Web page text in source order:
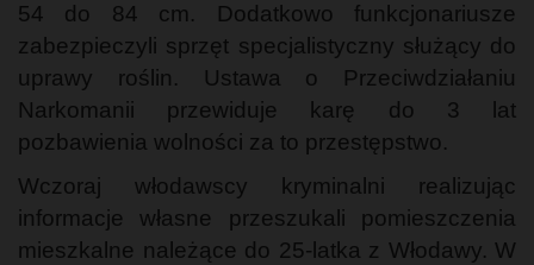
54 do 84 cm. Dodatkowo funkcjonariusze
zabezpieczyli sprzęt specjalistyczny służący do
uprawy roślin. Ustawa o Przeciwdziałaniu
Narkomanii przewiduje karę do 3 lat
pozbawienia wolności za to przestępstwo.
Wczoraj włodawscy kryminalni realizując
informacje własne przeszukali pomieszczenia
mieszkalne należące do 25-latka z Włodawy. W